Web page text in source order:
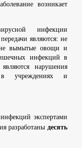
возникает
инфекции
являются: не
вымытые овощи и
инфекций в
нарушения
в учреждениях и
экспертами
разработаны десять